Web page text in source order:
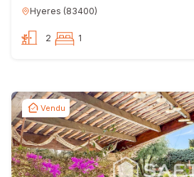
Hyeres (83400)
2 1
Vendu